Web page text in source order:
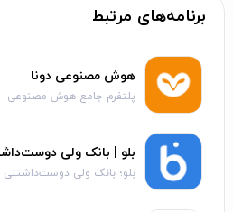
برنامه‌های مرتبط
هوش مصنوعی دونا
پلتفرم جامع هوش مصنوعی
بلو | بانک ولی
بلو؛ بانک ولی دوست‌داشتنی